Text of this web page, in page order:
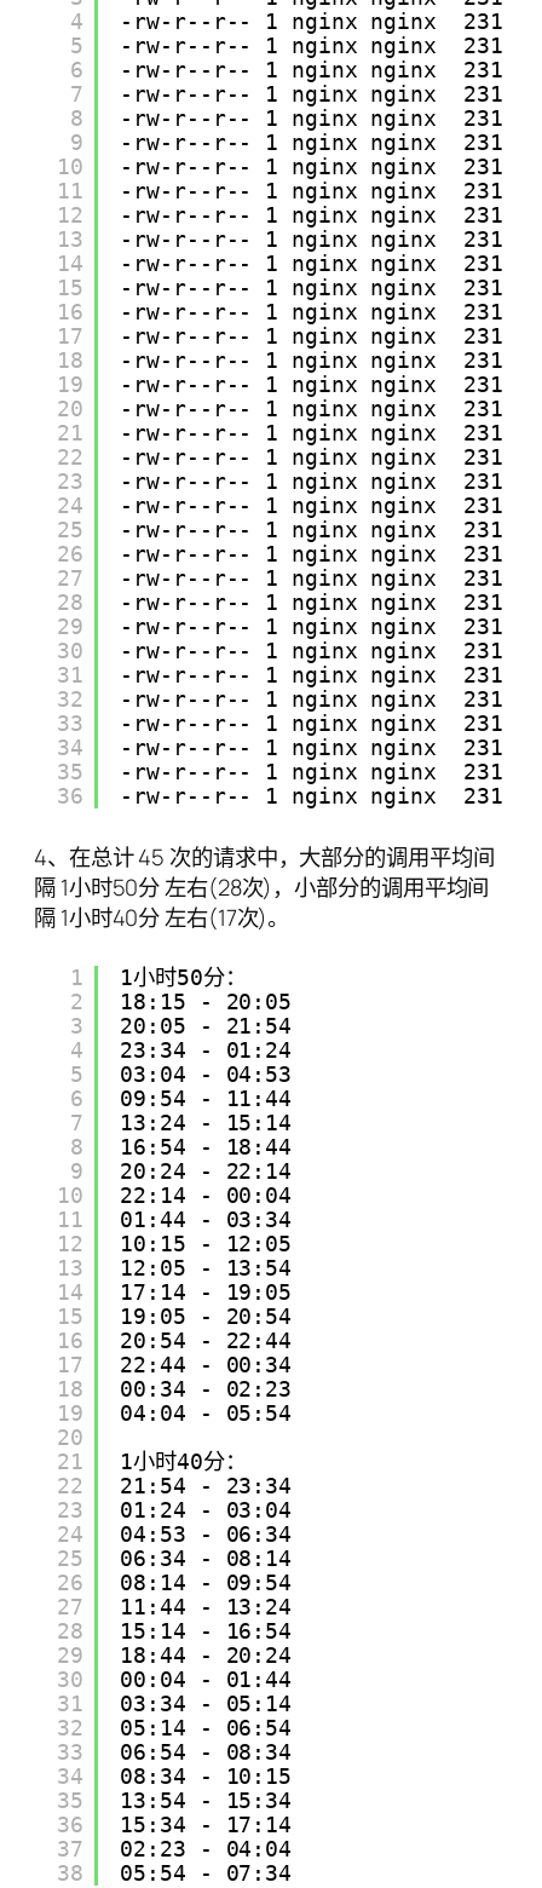
4
5
6
7
8
9
10
11
12
13
14
15
16
17
18
19
20
21
22
23
24
25
26
27
28
29
30
31
32
33
34
35
36
-rw-r--r-- 1 nginx nginx  231 Jul
-rw-r--r-- 1 nginx nginx  231 Jul
-rw-r--r-- 1 nginx nginx  231 Jul
-rw-r--r-- 1 nginx nginx  231 Jul
-rw-r--r-- 1 nginx nginx  231 Jul
-rw-r--r-- 1 nginx nginx  231 Jul
-rw-r--r-- 1 nginx nginx  231 Jul
-rw-r--r-- 1 nginx nginx  231 Jul
-rw-r--r-- 1 nginx nginx  231 Jul
-rw-r--r-- 1 nginx nginx  231 Jul
-rw-r--r-- 1 nginx nginx  231 Jul
-rw-r--r-- 1 nginx nginx  231 Jul
-rw-r--r-- 1 nginx nginx  231 Jul
-rw-r--r-- 1 nginx nginx  231 Jul
-rw-r--r-- 1 nginx nginx  231 Jul
-rw-r--r-- 1 nginx nginx  231 Jul
-rw-r--r-- 1 nginx nginx  231 Jul
-rw-r--r-- 1 nginx nginx  231 Jul
-rw-r--r-- 1 nginx nginx  231 Jul
-rw-r--r-- 1 nginx nginx  231 Jul
-rw-r--r-- 1 nginx nginx  231 Jul
-rw-r--r-- 1 nginx nginx  231 Jul
-rw-r--r-- 1 nginx nginx  231 Jul
-rw-r--r-- 1 nginx nginx  231 Jul
-rw-r--r-- 1 nginx nginx  231 Jul
-rw-r--r-- 1 nginx nginx  231 Jul
-rw-r--r-- 1 nginx nginx  231 Jul
-rw-r--r-- 1 nginx nginx  231 Jul
-rw-r--r-- 1 nginx nginx  231 Jul
-rw-r--r-- 1 nginx nginx  231 Jul
-rw-r--r-- 1 nginx nginx  231 Jul
-rw-r--r-- 1 nginx nginx  231 Jul
-rw-r--r-- 1 nginx nginx  231 Jul
4、在总计 45 次的请求中，大部分的调用平均间
隔 1小时50分 左右(28次)，小部分的调用平均间
隔 1小时40分 左右(17次)。
1
2
3
4
5
6
7
8
9
10
11
12
13
14
15
16
17
18
19
20
21
22
23
24
25
26
27
28
29
30
31
32
33
34
35
36
37
38
1小时50分：
18:15 - 20:05
20:05 - 21:54
23:34 - 01:24
03:04 - 04:53
09:54 - 11:44
13:24 - 15:14
16:54 - 18:44
20:24 - 22:14
22:14 - 00:04
01:44 - 03:34
10:15 - 12:05
12:05 - 13:54
17:14 - 19:05
19:05 - 20:54
20:54 - 22:44
22:44 - 00:34
00:34 - 02:23
04:04 - 05:54
1小时40分：
21:54 - 23:34
01:24 - 03:04
04:53 - 06:34
06:34 - 08:14
08:14 - 09:54
11:44 - 13:24
15:14 - 16:54
18:44 - 20:24
00:04 - 01:44
03:34 - 05:14
05:14 - 06:54
06:54 - 08:34
08:34 - 10:15
13:54 - 15:34
15:34 - 17:14
02:23 - 04:04
05:54 - 07:34